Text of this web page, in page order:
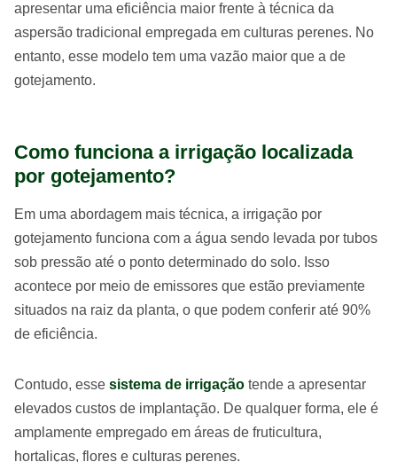
apresentar uma eficiência maior frente à técnica da
aspersão tradicional empregada em culturas perenes. No
entanto, esse modelo tem uma vazão maior que a de
gotejamento.
Como funciona a irrigação localizada
por gotejamento?
Em uma abordagem mais técnica, a irrigação por
gotejamento funciona com a água sendo levada por tubos
sob pressão até o ponto determinado do solo. Isso
acontece por meio de emissores que estão previamente
situados na raiz da planta, o que podem conferir até 90%
de eficiência.
Contudo, esse sistema de irrigação tende a apresentar
elevados custos de implantação. De qualquer forma, ele é
amplamente empregado em áreas de fruticultura,
hortaliças, flores e culturas perenes.